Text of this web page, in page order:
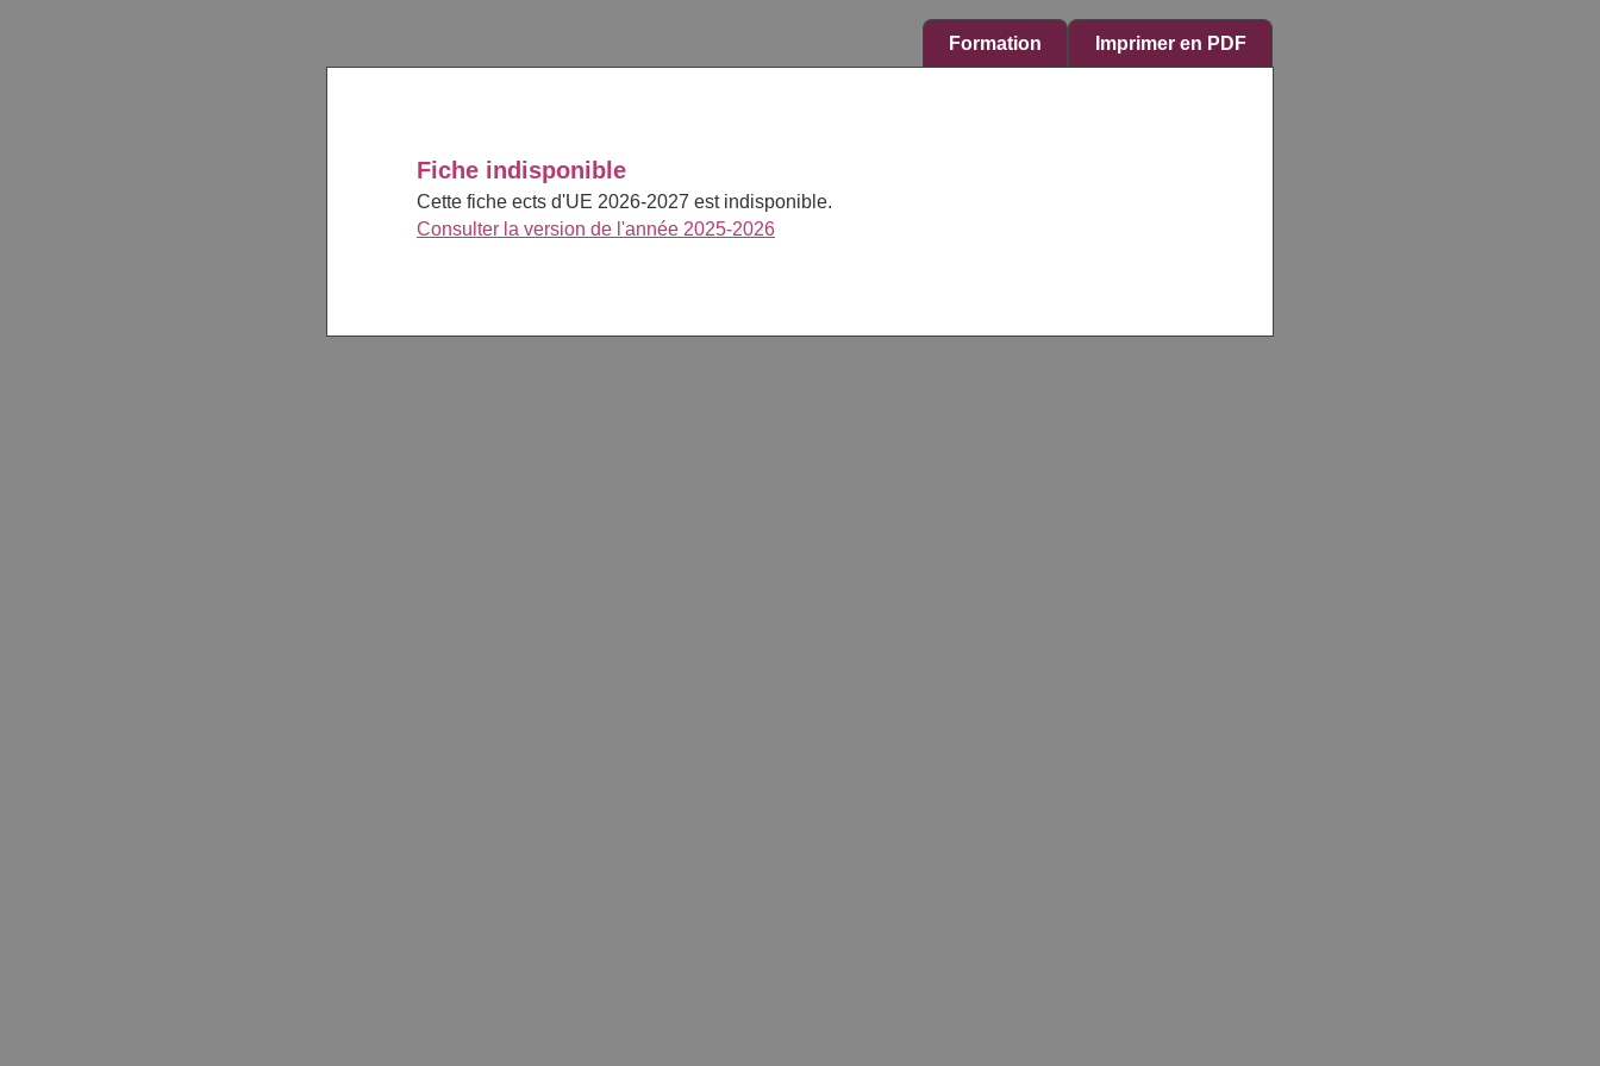
Formation Imprimer en PDF
Fiche indisponible
Cette fiche ects d'UE 2026-2027 est indisponible.
Consulter la version de l'année 2025-2026